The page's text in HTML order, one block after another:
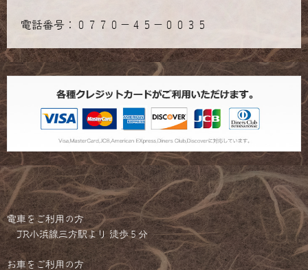
電話番号：０７７０－４５－００３５
電車をご利用の方
JR小浜線三方駅より 徒歩５分
お車をご利用の方